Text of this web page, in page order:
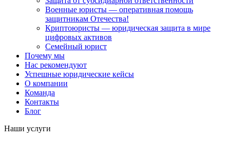
Военные юристы — оперативная помощь
защитникам Отечества!
Криптоюристы — юридическая защита в мире
цифровых активов
Семейный юрист
Почему мы
Нас рекомендуют
Успешные юридические кейсы
О компании
Команда
Контакты
Блог
Наши услуги